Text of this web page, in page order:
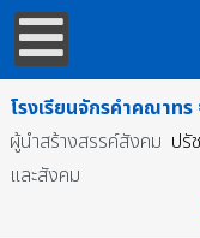
โรงเรียนจักรคำคณาทร
ผู้นำสร้างสรรค์สังคม ปรั
และสังคม